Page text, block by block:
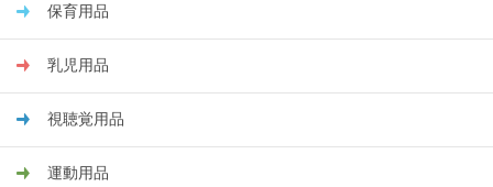
保育用品
乳児用品
視聴覚用品
運動用品